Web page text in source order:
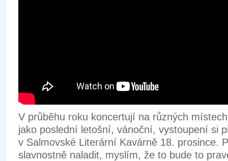
V průběhu roku koncertují na různých
jako poslední letošní, vánoční, vystoupení si
v Salmovské Literární Kavárně 18. prosince.
slavnostně naladit, myslím, že to bude to